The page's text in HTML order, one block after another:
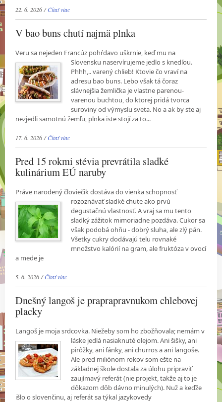
22. 6. 2026 /Čítať viac
V bao buns chutí najmä plnka
Veru sa nejeden Francúz pohŕdavo uškrnie, keď mu na
Slovensku naservírujeme jedlo s knedľou.
Phhh,.. varený chlieb! Ktovie čo vraví na
adresu bao buns. Lebo však tá čoraz
slávnejšia žemlička je vlastne parenou-
varenou buchtou, do ktorej pridá tvorca
suroviny od výmyslu sveta. No a ak by ste aj
nezjedli samotnú žemľu, plnka iste stojí za to...
17. 6. 2026 /Čítať viac
Pred 15 rokmi stévia prevrátila sladké
kulinárium EÚ naruby
Práve narodený človiečik dostáva do vienka schopnosť
rozoznávať sladké chute ako prvú
degustačnú vlastnosť. A vraj sa mu tento
sladký zážitok mimoriadne pozdáva. Cukor sa
však podobá ohňu - dobrý sluha, ale zlý pán.
Všetky cukry dodávajú telu rovnaké
množstvo kalórií na gram, ale fruktóza v ovocí
a mede je
5. 6. 2026 /Čítať viac
Dnešný langoš je praprapravnukom chlebovej
placky
Langoš je moja srdcovka. Niežeby som ho zbožňovala; nemám v
láske jedlá nasiaknutéolejom. Ani šišky, ani
pirôžky, ani fánky, ani churros a ani langoše.
Ale pred miliónom rokov som ešte na
základnej škole dostala za úlohu pripraviť
zaujímavý referát (nie projekt, takže aj to je
dôkazom dôb dávno minulých). Nuž a keďže
išlo o slovenčinu, aj referát sa týkal jazykovedy